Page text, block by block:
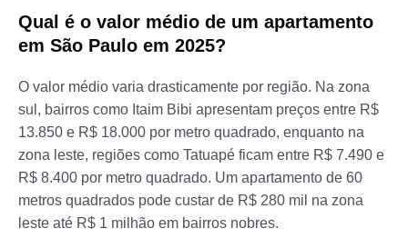
Qual é o valor médio de um apartamento
em São Paulo em 2025?
O valor médio varia drasticamente por região. Na zona
sul, bairros como Itaim Bibi apresentam preços entre R$
13.850 e R$ 18.000 por metro quadrado, enquanto na
zona leste, regiões como Tatuapé ficam entre R$ 7.490 e
R$ 8.400 por metro quadrado. Um apartamento de 60
metros quadrados pode custar de R$ 280 mil na zona
leste até R$ 1 milhão em bairros nobres.